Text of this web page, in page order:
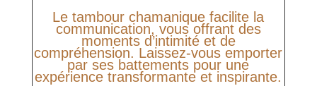
Le tambour chamanique facilite la
communication, vous offrant des
moments d’intimité et de
compréhension. Laissez-vous emporter
par ses battements pour une
expérience transformante et inspirante.